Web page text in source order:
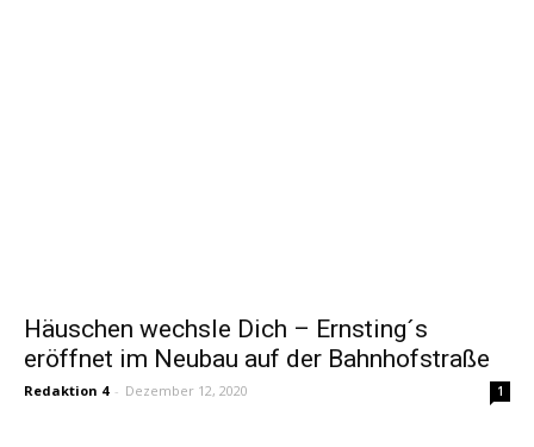
Häuschen wechsle Dich – Ernsting´s
eröffnet im Neubau auf der Bahnhofstraße
Redaktion 4 - Dezember 12, 2020 1